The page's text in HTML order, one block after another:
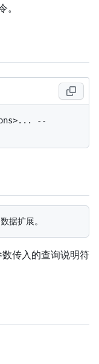
。
--
传入的查询说明符